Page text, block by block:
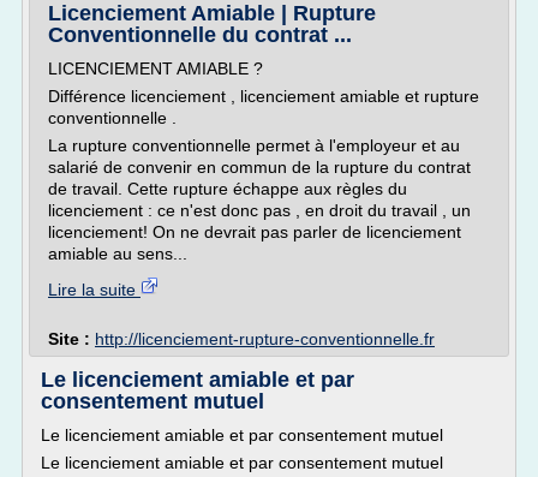
Licenciement Amiable | Rupture
Conventionnelle du contrat ...
LICENCIEMENT AMIABLE ?
Différence licenciement , licenciement amiable et rupture
conventionnelle .
La rupture conventionnelle permet à l'employeur et au
salarié de convenir en commun de la rupture du contrat
de travail. Cette rupture échappe aux règles du
licenciement : ce n'est donc pas , en droit du travail , un
licenciement! On ne devrait pas parler de licenciement
amiable au sens...
Lire la suite
Site : http://licenciement-rupture-conventionnelle.fr
Le licenciement amiable et par
consentement mutuel
Le licenciement amiable et par consentement mutuel
Le licenciement amiable et par consentement mutuel